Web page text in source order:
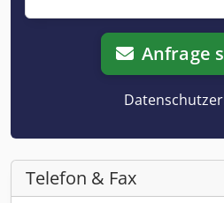
Anfrage
Telefon & Fax